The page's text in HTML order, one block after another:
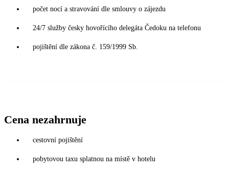
počet nocí a stravování dle smlouvy o zájezdu
24/7 služby česky hovořícího delegáta Čedoku na telefonu
pojištění dle zákona č. 159/1999 Sb.
Cena nezahrnuje
cestovní pojištění
pobytovou taxu splatnou na místě v hotelu